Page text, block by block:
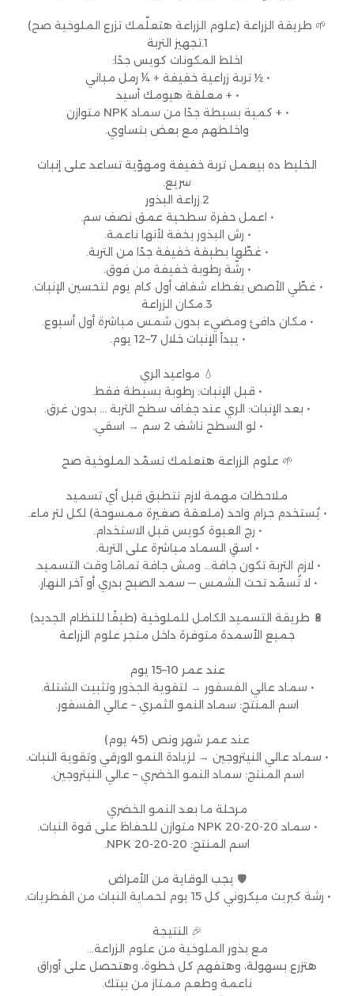
🌱 طريقة الزراعة (علوم الزراعة هتعلّمك تزرع الملوخية صح)
1.تجهيز التربة
اخلط المكونات كويس جدًا:
• ½ تربة زراعية خفيفة + ¼ رمل مباني
• + معلقة هيومك أسيد
• + كمية بسيطة جدًا من سماد NPK متوازن
واخلطهم مع بعض بتساوي.
الخليط ده بيعمل تربة خفيفة ومهوّية تساعد على إنبات
سريع.
2.زراعة البذور
• اعمل حفرة سطحية عمق نصف سم.
• رش البذور بخفة لأنها ناعمة.
• غطّها بطبقة خفيفة جدًا من التربة.
• رشّة رطوبة خفيفة من فوق.
• غطّي الأصص بغطاء شفاف أول كام يوم لتحسين الإنبات.
3.مكان الزراعة
• مكان دافئ ومضيء بدون شمس مباشرة أول أسبوع.
• يبدأ الإنبات خلال 7–12 يوم.
💧 مواعيد الري
• قبل الإنبات: رطوبة بسيطة فقط.
• بعد الإنبات: الري عند جفاف سطح التربة … بدون غرق.
• لو السطح ناشف 2 سم → اسقي.
🌱 علوم الزراعة هتعلمك تسمّد الملوخية صح
ملاحظات مهمة لازم تتطبق قبل أي تسميد
• يُستخدم جرام واحد (ملعقة صغيرة ممسوحة) لكل لتر ماء.
• رج العبوة كويس قبل الاستخدام.
• اسقِ السماد مباشرة على التربة.
• لازم التربة تكون جافة… ومش جافة تمامًا وقت التسميد.
• لا تُسمّد تحت الشمس — سمد الصبح بدري أو آخر النهار.
🔋 طريقة التسميد الكامل للملوخية (طبقًا للنظام الجديد)
جميع الأسمدة متوفرة داخل متجر علوم الزراعة
عند عمر 10–15 يوم
• سماد عالي الفسفور → لتقوية الجذور وتثبيت الشتلة.
اسم المنتج: سماد النمو الثمري – عالي الفسفور.
عند عمر شهر ونص (45 يوم)
• سماد عالي النيتروجين → لزيادة النمو الورقي وتقوية النبات.
اسم المنتج: سماد النمو الخضري – عالي النيتروجين.
مرحلة ما بعد النمو الخضري
• سماد NPK 20-20-20 متوازن للحفاظ على قوة النبات.
اسم المنتج: NPK 20-20-20.
🛡 يجب الوقاية من الأمراض
• رشة كبريت ميكروني كل 15 يوم لحماية النبات من الفطريات.
🎉 النتيجة
مع بذور الملوخية من علوم الزراعة…
هتزرع بسهولة، وهتفهم كل خطوة، وهتحصل على أوراق
ناعمة وطعم ممتاز من بيتك.